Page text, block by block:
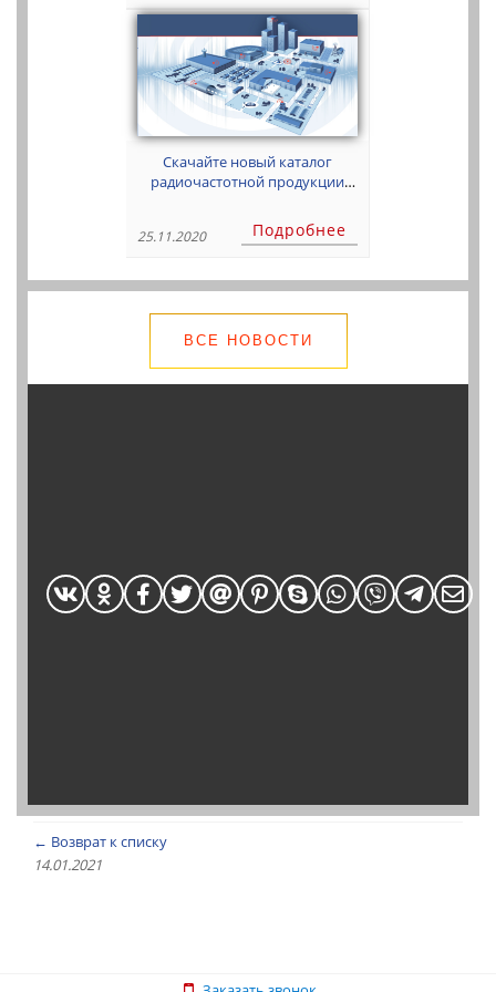
Скачайте новый каталог
радиочастотной продукции
25.11.2020 Подробнее
ВСЕ НОВОСТИ
← Возврат к списку
14.01.2021